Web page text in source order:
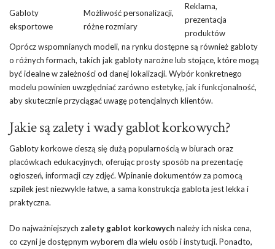
Gabloty
eksportowe
Możliwość personalizacji,
różne rozmiary
Reklama,
prezentacja
produktów
Oprócz wspomnianych modeli, na rynku dostępne są również gabloty
o różnych formach, takich jak gabloty narożne lub stojące, które mogą
być idealne w zależności od danej lokalizacji. Wybór konkretnego
modelu powinien uwzględniać zarówno estetykę, jak i funkcjonalność,
aby skutecznie przyciągać uwagę potencjalnych klientów.
Jakie są zalety i wady gablot korkowych?
Gabloty korkowe cieszą się dużą popularnością w biurach oraz
placówkach edukacyjnych, oferując prosty sposób na prezentację
ogłoszeń, informacji czy zdjęć. Wpinanie dokumentów za pomocą
szpilek jest niezwykle łatwe, a sama konstrukcja gablota jest lekka i
praktyczna.
Do najważniejszych zalety gablot korkowych należy ich niska cena,
co czyni je dostępnym wyborem dla wielu osób i instytucji. Ponadto,